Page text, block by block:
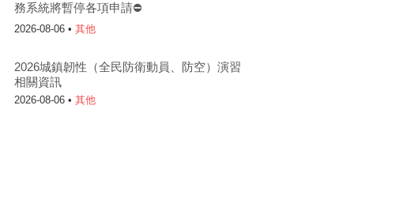
務系統將暫停各項申請⛔
2026-08-06 • 其他
2026城鎮韌性（全民防衛動員、防空）演習
相關資訊
2026-08-06 • 其他